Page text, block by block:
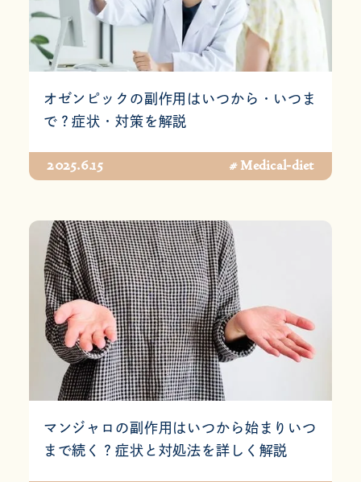
オゼンピックの副作用はいつから・いつま
で？症状・対策を解説
2025.6.15 # Medical-diet
マンジャロの副作用はいつから始まりいつ
まで続く？症状と対処法を詳しく解説